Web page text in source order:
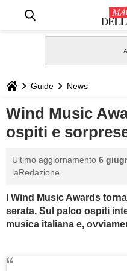
STILE
BIOGRAFIE
DEFINIZIONI
GASTRONOMIA
SESSO
Guide News
Wind Music
ospiti e
Ultimo aggiornamento 6
laRedazione.
I Wind Music Awards
serata. Sul palco ospiti
musica italiana e,